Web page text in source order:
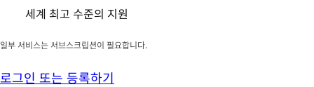
세계 최고 수준의 지원
일부 서비스는 서브스크립션이 필요합니다.
로그인 또는 등록하기